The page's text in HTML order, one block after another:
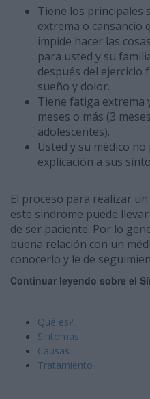
Tiene los principales
extrema o cansancio
impide hacer las
para usted y su
después del ejercicio
sueño y dolor.
Tiene fatiga extrema
meses o más (3
adolescentes).
Usted y su médico
explicación a sus
El proceso para realizar
este síndrome puede
de ser paciente. Por lo
buena relación con un
conocerlo y le de
Continuar leyendo sobre el
Qué es?
Síntomas
Causas
Tratamiento